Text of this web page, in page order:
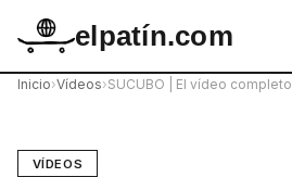
elpatín.com
Inicio›Vídeos›SUCUBO | El vídeo completo
VÍDEOS